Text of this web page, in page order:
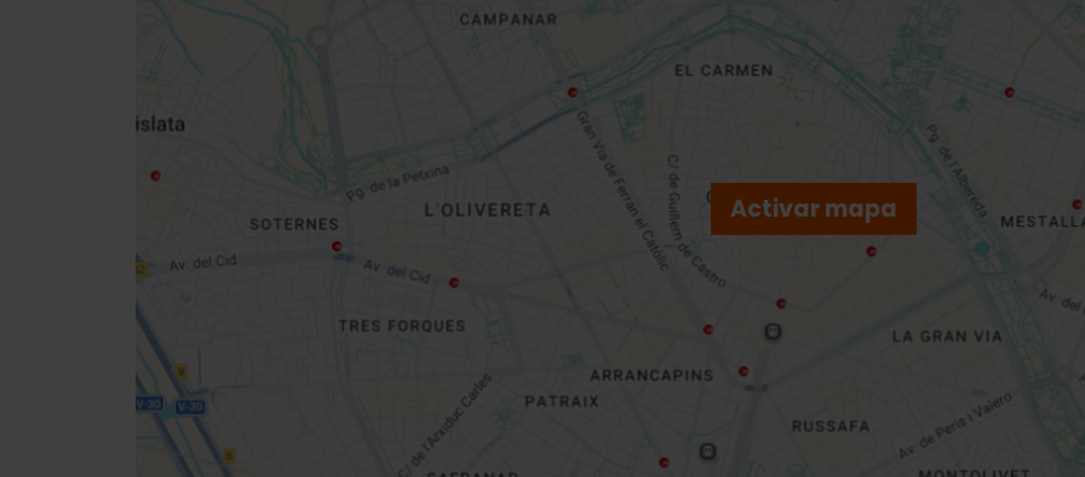
Activar mapa
Cómo llegar
sidebar